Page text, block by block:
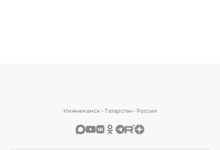
Нижнекамск • Татарстан • Россия